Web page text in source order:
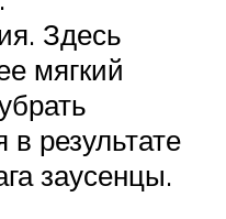
Здесь
мягкий
результате
заусенцы.